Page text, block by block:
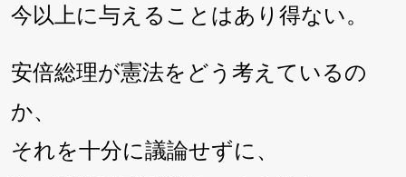
今以上に与えることはあり得ない。
安倍総理が憲法をどう考えているの
か、
それを十分に議論せずに、